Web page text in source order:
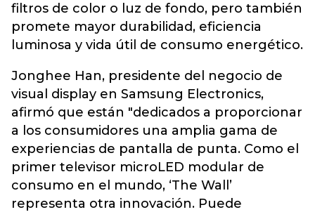
filtros de color o luz de fondo, pero también
promete mayor durabilidad, eficiencia
luminosa y vida útil de consumo energético.
Jonghee Han, presidente del negocio de
visual display en Samsung Electronics,
afirmó que están "dedicados a proporcionar
a los consumidores una amplia gama de
experiencias de pantalla de punta. Como el
primer televisor microLED modular de
consumo en el mundo, ‘The Wall’
representa otra innovación. Puede